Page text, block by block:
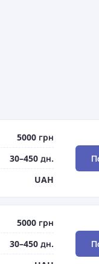
5000 грн
30–450 дн.
UAH
5000 грн
30–450 дн.